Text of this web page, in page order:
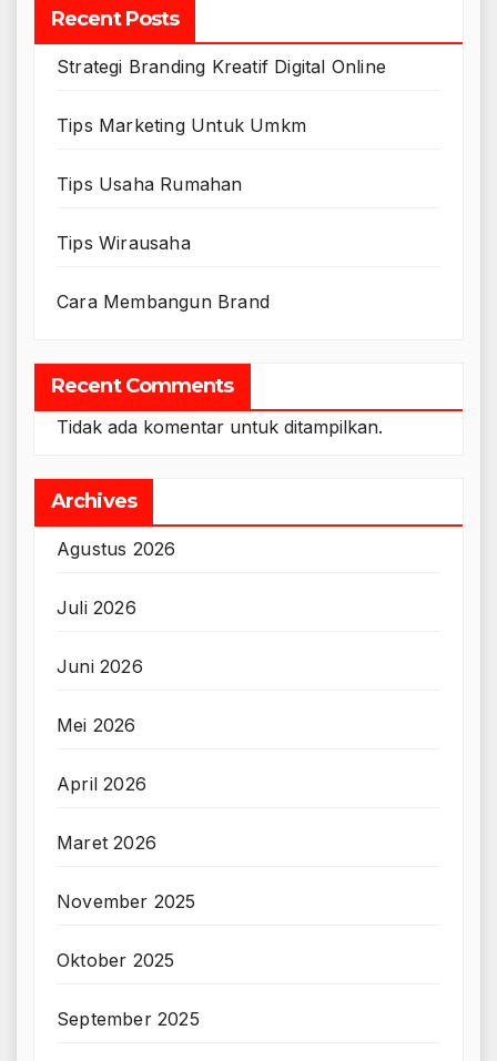
Recent Posts
Strategi Branding Kreatif Digital Online
Tips Marketing Untuk Umkm
Tips Usaha Rumahan
Tips Wirausaha
Cara Membangun Brand
Recent Comments
Tidak ada komentar untuk ditampilkan.
Archives
Agustus 2026
Juli 2026
Juni 2026
Mei 2026
April 2026
Maret 2026
November 2025
Oktober 2025
September 2025